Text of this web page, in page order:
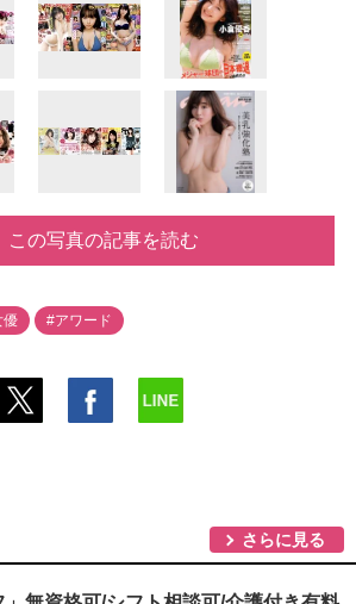
この写真の記事を読む
優 #アワード
さらに見る